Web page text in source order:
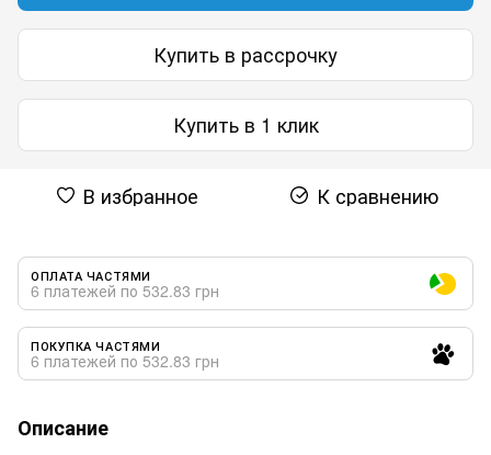
Купить в рассрочку
Купить в 1 клик
В избранное К сравнению
ОПЛАТА ЧАСТЯМИ
6 платежей по 532.83 грн
ПОКУПКА ЧАСТЯМИ
6 платежей по 532.83 грн
Описание